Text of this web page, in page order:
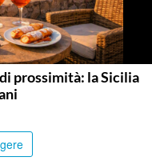
prossimità: la Sicilia